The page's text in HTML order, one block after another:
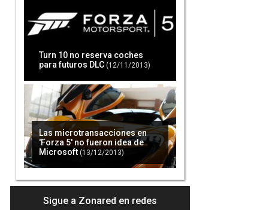
Turn 10 no reserva coches
para futuros DLC (12/11/2013)
Las microtransacciones en
'Forza 5' no fueron idea de
Microsoft (13/12/2013)
Sigue a Zonared en redes